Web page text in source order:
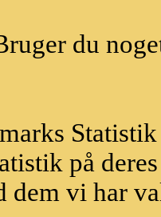
du
på
dem vi har